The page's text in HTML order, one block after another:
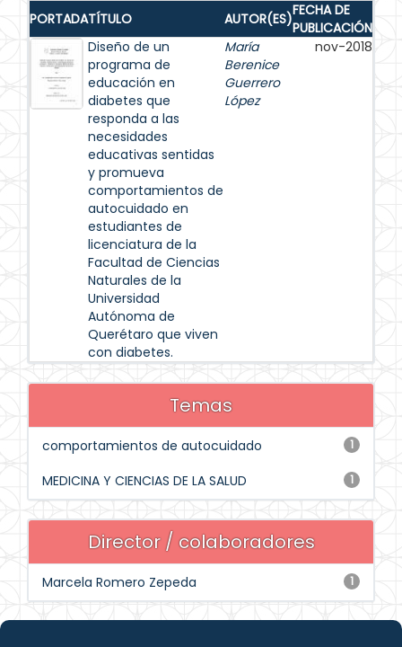
PORTADATÍTULO AUTOR(ES)FECHA DE
PUBLICACIÓN
Diseño de un
programa de
educación en
diabetes que
responda a las
necesidades
educativas sentidas
y promueva
comportamientos de
autocuidado en
estudiantes de
licenciatura de la
Facultad de Ciencias
Naturales de la
Universidad
Autónoma de
Querétaro que viven
con diabetes.
María
Berenice
Guerrero
López
nov-2018
Temas
1
comportamientos de autocuidado
1
MEDICINA Y CIENCIAS DE LA SALUD
Director / colaboradores
1
Marcela Romero Zepeda